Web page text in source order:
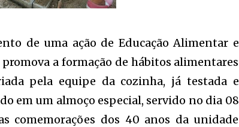
de uma ação de Educação Alimentar e
a formação de hábitos alimentares
pela equipe da cozinha, já testada e
em um almoço especial, servido no dia 08
comemorações dos 40 anos da unidade